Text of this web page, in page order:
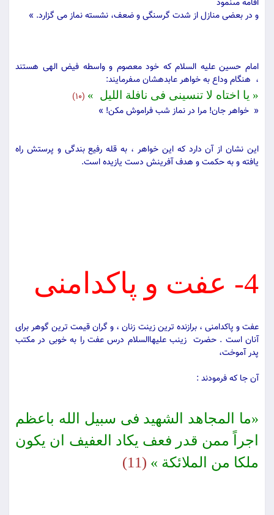
اقامه مى‏نمود
و در بعضى منازل از شدت گرسنگى و ضعف، نشسته نماز می گزارد. »
امام حسین علیه السلام كه خود معصوم و واسطه فیض الهى هستند
، هنگام وداع به خواهر عابده‏شان مى‏فرمایند:
« یا اختاه لا تنسینى فى نافلة اللیل » (10)
« خواهر جان! مرا در نماز شب فراموش مكن! »
این نشان از آن دارد كه این خواهر ، به قله رفیع بندگى و پرستش راه
یافته و به حكمت و هدف آفرینش دست ‏یازیده است.
4- عفت و پاكدامنى
عفت و پاكدامنى ، برازنده‏ ترین زینت زنان ، و گران قیمت‏ ترین گوهر براى
آنان است . حضرت زینب علیهاالسلام درس عفت را به خوبى در مكتب
پدر آموخت،
آن جا كه فرمودند :
«ما المجاهد الشهید فى سبیل الله باعظم
اجراً ممن قدر فعف یكاد العفیف ان یكون
ملكا من الملائكة » (11)